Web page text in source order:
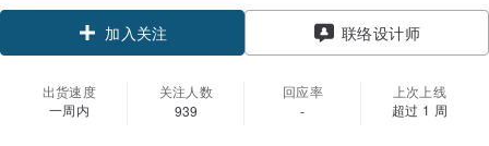
加入关注 联络设计师
出货速度
一周内
关注人数
939
回应率
-
上次上线
超过 1 周